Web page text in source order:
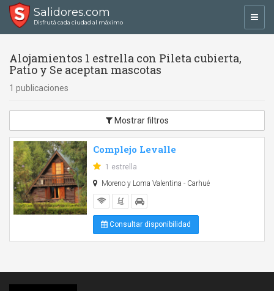
Salidores.com
Disfrutá cada ciudad al máximo
Alojamientos 1 estrella con Pileta cubierta,
Patio y Se aceptan mascotas
1 publicaciones
Mostrar filtros
Complejo Levalle
1 estrella
Moreno y Loma Valentina - Carhué
Consultar disponibilidad